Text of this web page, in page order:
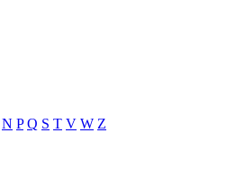
N P Q S T V W Z